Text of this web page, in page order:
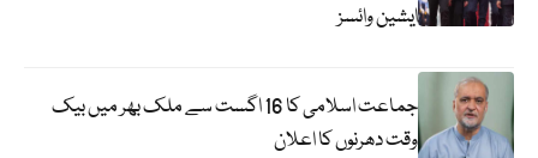
ایشین وائسز
جماعت اسلامی کا 16 اگست سے ملک بھر میں بیک
وقت دھرنوں کا اعلان